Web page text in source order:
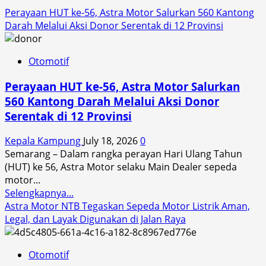
Perayaan HUT ke-56, Astra Motor Salurkan 560 Kantong
Darah Melalui Aksi Donor Serentak di 12 Provinsi
Otomotif
Perayaan HUT ke-56, Astra Motor Salurkan
560 Kantong Darah Melalui Aksi Donor
Serentak di 12 Provinsi
Kepala Kampung July 18, 20260
Semarang – Dalam rangka perayan Hari Ulang Tahun
(HUT) ke 56, Astra Motor selaku Main Dealer sepeda
motor...
Selengkapnya...
more
about
Perayaan
Astra Motor NTB Tegaskan Sepeda Motor Listrik Aman,
Legal, dan Layak Digunakan di Jalan Raya
Otomotif